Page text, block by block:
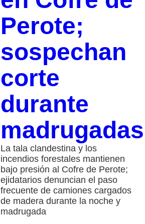
Perote;
sospechan
corte
durante
madrugadas
La tala clandestina y los
incendios forestales mantienen
bajo presión al Cofre de Perote;
ejidatarios denuncian el paso
frecuente de camiones cargados
de madera durante la noche y
madrugada